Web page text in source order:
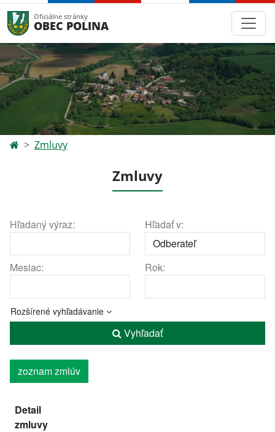
Oficiálne stránky
OBEC POLINA
Zmluvy
Zmluvy
Hľadaný výraz: Hľadať v:
Mesiac: Rok:
Rozšírené vyhľadávanie
Vyhľadať
zoznam zmlúv
Detail
zmluvy